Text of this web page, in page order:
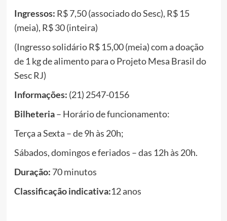
Ingressos: R$ 7,50 (associado do Sesc), R$ 15
(meia), R$ 30 (inteira)
(Ingresso solidário R$ 15,00 (meia) com a doação
de 1 kg de alimento para o Projeto Mesa Brasil do
Sesc RJ)
Informações: (21) 2547-0156
Bilheteria– Horário de funcionamento:
Terça a Sexta – de 9h às 20h;
Sábados, domingos e feriados – das 12h às 20h.
Duração: 70 minutos
Classificação indicativa:12 anos